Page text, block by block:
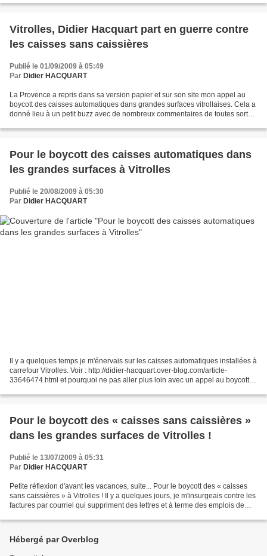
Vitrolles, Didier Hacquart part en guerre contre
les caisses sans caissières
Publié le 01/09/2009 à 05:49
Par Didier HACQUART
La Provence a repris dans sa version papier et sur son site mon appel au
boycott des caisses automatiques dans grandes surfaces vitrollaises. Cela a
donné lieu à un petit buzz avec de nombreux commentaires de toutes sortes.
Pour le boycott des caisses automatiques dans
les grandes surfaces à Vitrolles
Publié le 20/08/2009 à 05:30
Par Didier HACQUART
Il y a quelques temps je m'énervais sur les caisses automatiques installées à
carrefour Vitrolles. Voir : http://didier-hacquart.over-blog.com/article-
33646474.html et pourquoi ne pas aller plus loin avec un appel au boycott ?
Pour le boycott des « caisses sans caissières »
dans les grandes surfaces de Vitrolles !
Publié le 13/07/2009 à 05:31
Par Didier HACQUART
Petite réflexion d'avant les vacances, suite... Pour le boycott des « caisses
sans caissières » à Vitrolles ! Il y a quelques jours, je m'insurgeais contre les
factures par courriel qui suppriment des lettres et à terme des emplois de
Hébergé par Overblog